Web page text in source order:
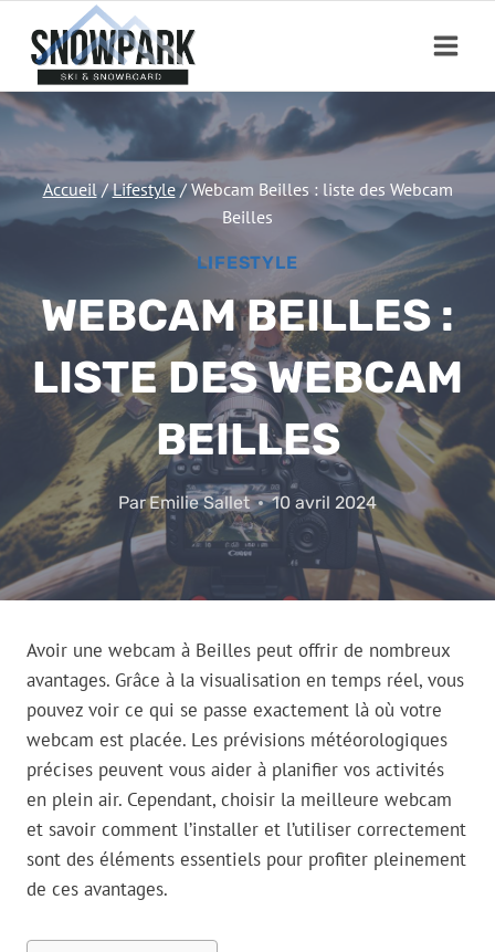
contenu
Accueil / Lifestyle / Webcam Beilles : liste des Webcam
Beilles
LIFESTYLE
WEBCAM BEILLES :
LISTE DES WEBCAM
BEILLES
ParEmilie Sallet 10 avril 2024
Avoir une webcam à Beilles peut offrir de nombreux
avantages. Grâce à la visualisation en temps réel, vous
pouvez voir ce qui se passe exactement là où votre
webcam est placée. Les prévisions météorologiques
précises peuvent vous aider à planifier vos activités
en plein air. Cependant, choisir la meilleure webcam
et savoir comment l’installer et l’utiliser correctement
sont des éléments essentiels pour profiter pleinement
de ces avantages.